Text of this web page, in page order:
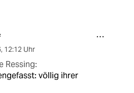
, 12:12 Uhr
Ressing:
völlig ihrer